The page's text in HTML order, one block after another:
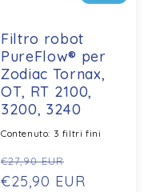
Filtro robot
PureFlow® per
Zodiac Tornax,
OT, RT 2100,
3200, 3240
Contenuto: 3 filtri fini
Prezzo
normale
€27,90 EUR
di
€25,90 EUR